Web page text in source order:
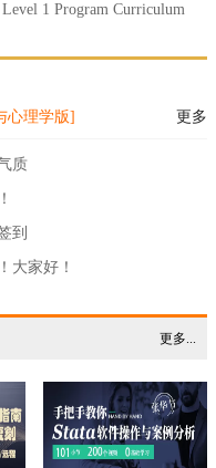
期竞争力
Level 1 Program Curriculum
心理学版] 更多
质
到
大家好！
更多...